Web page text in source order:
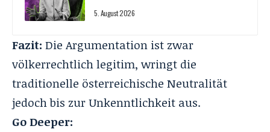
5. August 2026
Fazit: Die Argumentation ist zwar
völkerrechtlich legitim, wringt die
traditionelle österreichische Neutralität
jedoch bis zur Unkenntlichkeit aus.
Go Deeper: